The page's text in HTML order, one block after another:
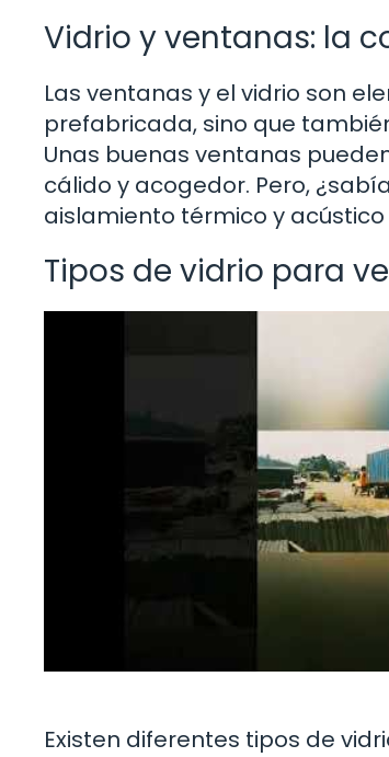
Vidrio y ventanas: la
Las ventanas y el vidrio son
prefabricada, sino que
Unas buenas ventanas
cálido y acogedor. Pero,
aislamiento térmico y
Tipos de vidrio para
Existen diferentes tipos de